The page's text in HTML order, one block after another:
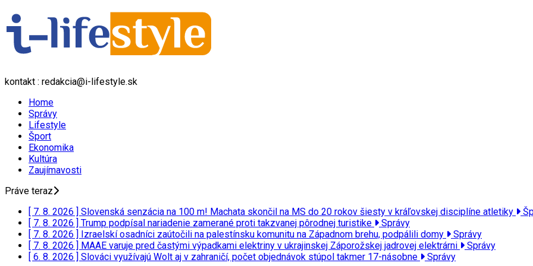
kontakt : redakcia@i-lifestyle.sk
Home
Správy
Lifestyle
Šport
Ekonomika
Kultúra
Zaujímavosti
Práve teraz
[ 7. 8. 2026 ] Slovenská senzácia na 100 m! Machata skončil na MS do 20 rokov šiesty v kráľovskej disciplíne atletiky
[ 7. 8. 2026 ] Trump podpísal nariadenie zamerané proti takzvanej pôrodnej turistike
Správy
[ 7. 8. 2026 ] Izraelskí osadníci zaútočili na palestínsku komunitu na Západnom brehu, podpálili domy
Správy
[ 7. 8. 2026 ] MAAE varuje pred častými výpadkami elektriny v ukrajinskej Záporožskej jadrovej elektrárni
Správy
[ 6. 8. 2026 ] Slováci využívajú Wolt aj v zahraničí, počet objednávok stúpol takmer 17-násobne Správy